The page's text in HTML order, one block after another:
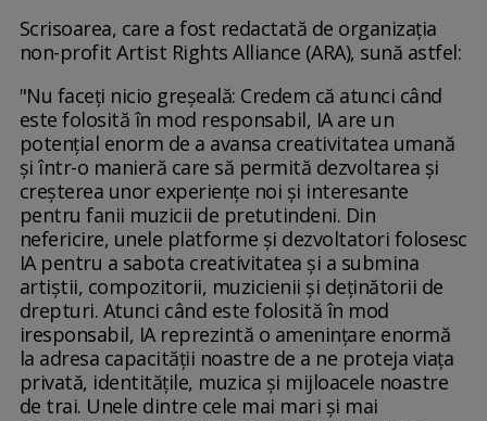
Scrisoarea, care a fost redactată de organizația
non-profit Artist Rights Alliance (ARA), sună astfel:
"Nu faceți nicio greșeală: Credem că atunci când
este folosită în mod responsabil, IA are un
potențial enorm de a avansa creativitatea umană
și într-o manieră care să permită dezvoltarea și
creșterea unor experiențe noi și interesante
pentru fanii muzicii de pretutindeni. Din
nefericire, unele platforme și dezvoltatori folosesc
IA pentru a sabota creativitatea și a submina
artiștii, compozitorii, muzicienii și deținătorii de
drepturi. Atunci când este folosită în mod
iresponsabil, IA reprezintă o amenințare enormă
la adresa capacității noastre de a ne proteja viața
privată, identitățile, muzica și mijloacele noastre
de trai. Unele dintre cele mai mari și mai